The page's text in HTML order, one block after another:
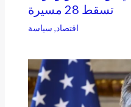
تسقط 28 مسيرة
اقتصاد, سياسة